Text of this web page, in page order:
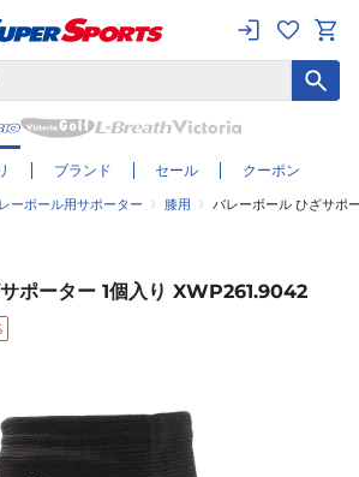
ブランド セール クーポン
ーボール用サポーター 膝用 バレーボール ひざサポ
ポーター 1個入り XWP261.9042